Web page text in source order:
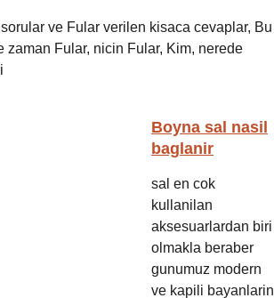
ve Fular verilen kisaca cevaplar, Bu
zaman Fular, nicin Fular, Kim, nerede
Boyna sal nasil
baglanir
sal en cok
kullanilan
aksesuarlardan biri
olmakla beraber
gunumuz modern
ve kapili bayanlarin